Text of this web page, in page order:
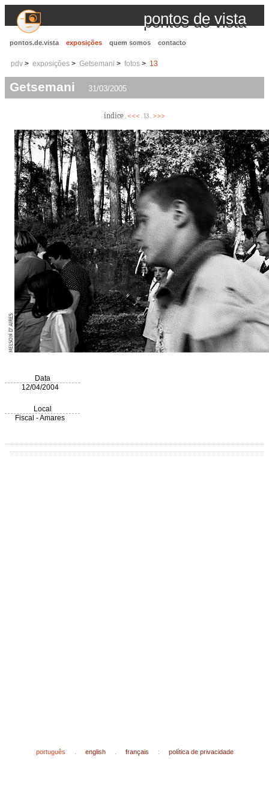
pontos de vista
pontos.de.vista exposições quem somos contacto
pdv exposições Getsemani fotos 13
Getsemani 31/03/2005
índice. <<< . 13 . >>>
Data
12/04/2004
Local
Fiscal - Amares
português english français : política de privacidade